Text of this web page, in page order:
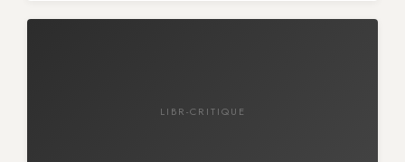
LIBR-CRITIQUE